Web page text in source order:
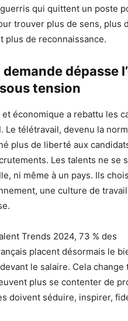
qui quittent un poste
trouver plus de sens, plus
plus de reconnaissance.
dépasse
tension
économique a rebattu les
Le télétravail, devenu la
plus de liberté aux
Les talents ne se
ni même à un pays. Ils
une culture de
Trends 2024, 73 % des
placent désormais le
le salaire. Cela change
plus se contenter de
doivent séduire, inspirer,